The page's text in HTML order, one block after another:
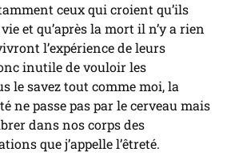
ceux qui croient qu’ils
et qu’après la mort il n’y a rien
l’expérience de leurs
inutile de vouloir les
le savez tout comme moi, la
ne passe pas par le cerveau mais
dans nos corps des
que j’appelle l’êtreté.